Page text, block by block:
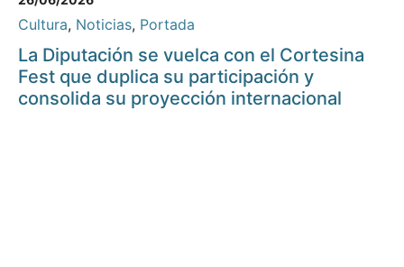
Cultura, Noticias, Portada
La Diputación se vuelca con el Cortesina
Fest que duplica su participación y
consolida su proyección internacional